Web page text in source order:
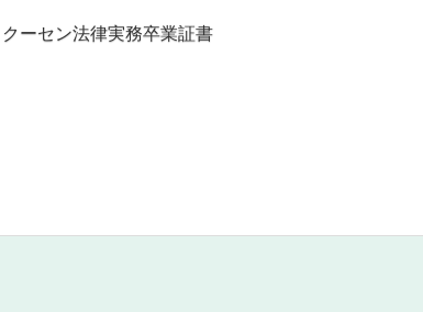
クーセン法律実務卒業証書